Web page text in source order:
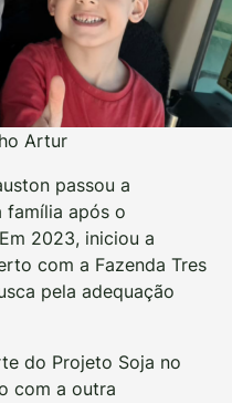
Artur
passou a
família após o
2023, iniciou a
com a Fazenda Tres
pela adequação
do Projeto Soja no
com a outra